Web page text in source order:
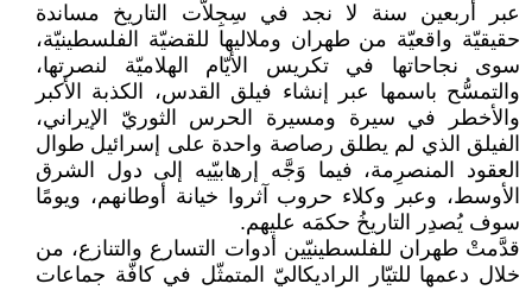
عبر أربعين سنة لا نجد في سِجِلاّت التاريخ مساندة
حقيقيّة واقعيّة من طهران وملاليها للقضيّة الفلسطينيّة،
سوى نجاحاتها في تكريس الأيّام الهلاميّة لنصرتها،
والتمسُّح باسمها عبر إنشاء فيلق القدس، الكذبة الأكبر
والأخطر في سيرة ومسيرة الحرس الثوريّ اﻹيراني،
الفيلق الذي لم يطلق رصاصة واحدة على إسرائيل طوال
العقود المنصرِمة، فيما وَجَّه إرهابيّيه إلى دول الشرق
اﻷوسط، وعبر وكلاء حروب آثروا خيانة أوطانهم، ويومًا
سوف يُصدِر التاريخُ حكمَه عليهم.
قدَّمتْ طهران للفلسطينيّين أدوات التسارع والتنازع، من
خلال دعمها للتيّار الراديكاليّ المتمثّل في كافّة جماعات